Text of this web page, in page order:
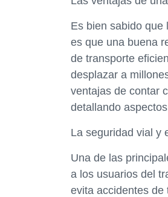
Es bien sabido que
es que una buena
de transporte
desplazar a
ventajas de contar
detallando
La seguridad vial y
Una de las
a los usuarios del
evita accidentes de